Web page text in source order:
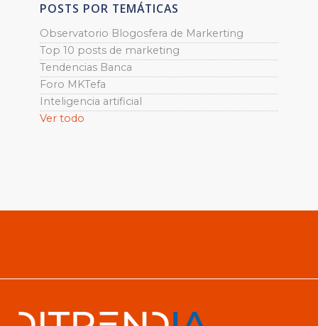
POSTS POR TEMÁTICAS
Observatorio Blogosfera de Markerting
Top 10 posts de marketing
Tendencias Banca
Foro MKTefa
Inteligencia artificial
Ver todo